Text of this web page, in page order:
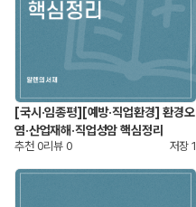
[국시·임종평][예방·직업환경] 환경오
염·산업재해·직업성암 핵심정리
추천 0리뷰 0 저장1